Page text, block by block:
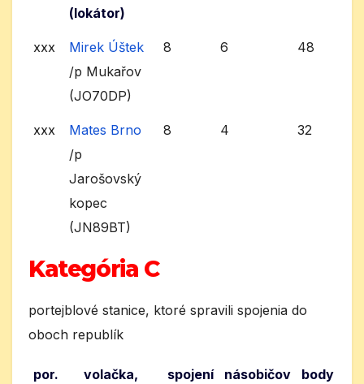
(lokátor)
xxx
Mirek Úštek
/p Mukařov
(JO70DP)
8 6 48
xxx
Mates Brno
/p
Jarošovský
kopec
(JN89BT)
8 4 32
Kategória C
portejblové stanice, ktoré spravili spojenia do
oboch republík
por.
volačka,
spojení násobičov body